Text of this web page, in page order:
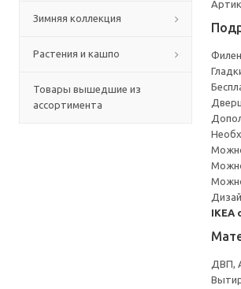
Зимняя коллекция
Растения и кашпо
Товары вышедшие из
ассортимента
IKEA
ДВП,